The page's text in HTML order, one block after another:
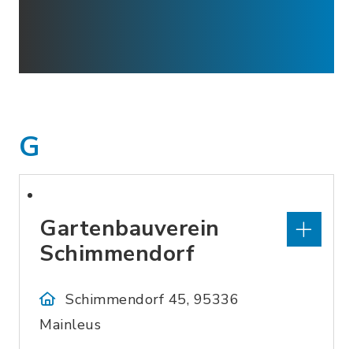
G
Gartenbauverein
Schimmendorf
Schimmendorf 45, 95336
Mainleus